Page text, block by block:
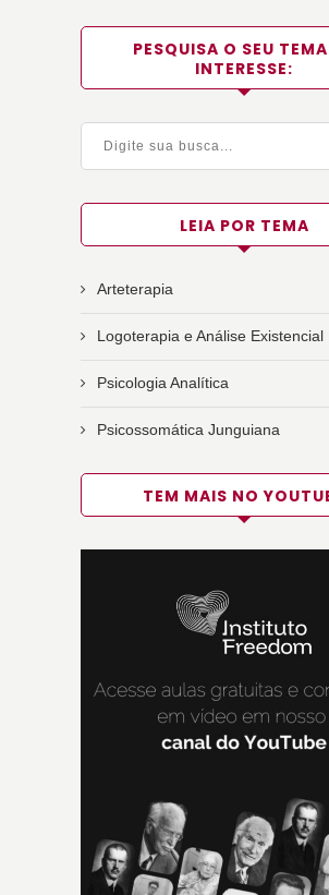
PESQUISA O SEU
INTERESSE:
LEIA POR TEMA
Arteterapia
Logoterapia e Análise Existencial
Psicologia Analítica
Psicossomática Junguiana
TEM MAIS NO